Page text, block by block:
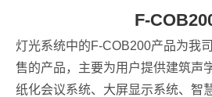
F-
灯光系统中的F-COB200产品为我
售的产品，主要为用户提供建筑声
纸化会议系统、大屏显示系统、智